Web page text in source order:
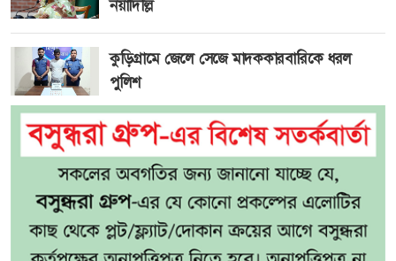
নয়াদিল্লি
কুড়িগ্রামে জেলে সেজে মাদককারবারিকে ধরল
পুলিশ